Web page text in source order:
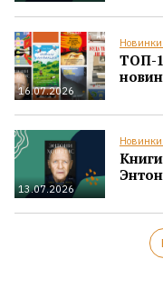
16.07.2026
ТОП-
13.07.2026